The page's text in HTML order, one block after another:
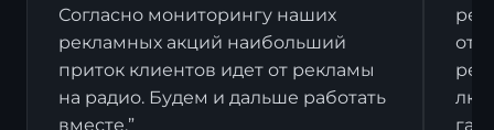
Согласно мониторингу наших
рекламных акций наибольший
приток клиентов идет от рекламы
на радио. Будем и дальше работать
вместе.”